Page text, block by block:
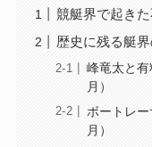
競艇界で起き
歴史に残る艇
峰竜太と
月）
ボートレ
月）